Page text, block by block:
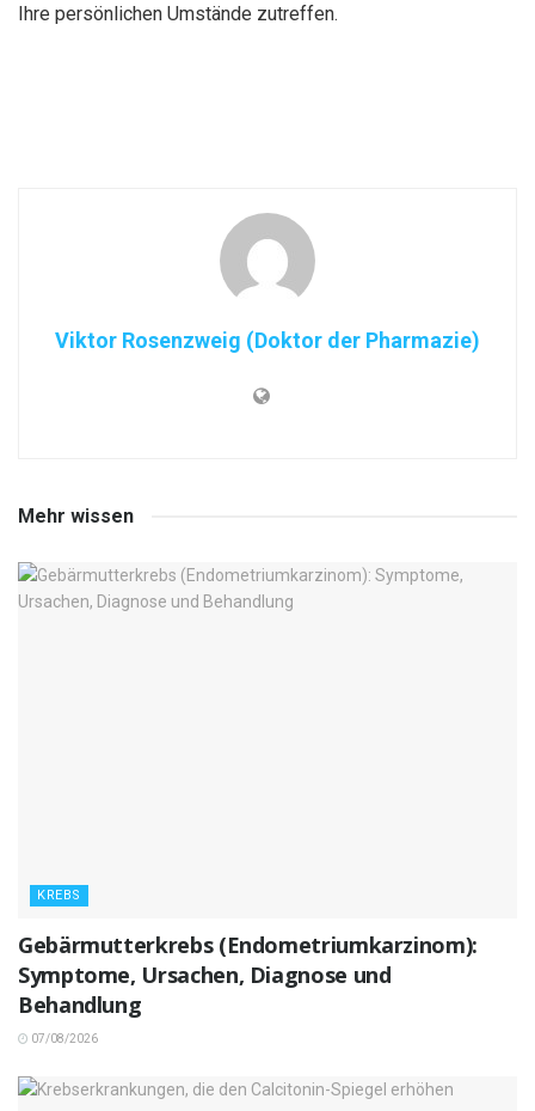
Ihre persönlichen Umstände zutreffen.
Viktor Rosenzweig (Doktor der Pharmazie)
Mehr wissen
KREBS
Gebärmutterkrebs (Endometriumkarzinom):
Symptome, Ursachen, Diagnose und
Behandlung
07/08/2026